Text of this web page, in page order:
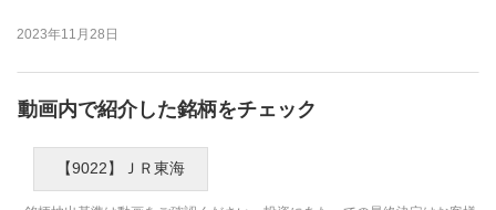
2023年11月28日
動画内で紹介した銘柄をチェック
【9022】ＪＲ東海